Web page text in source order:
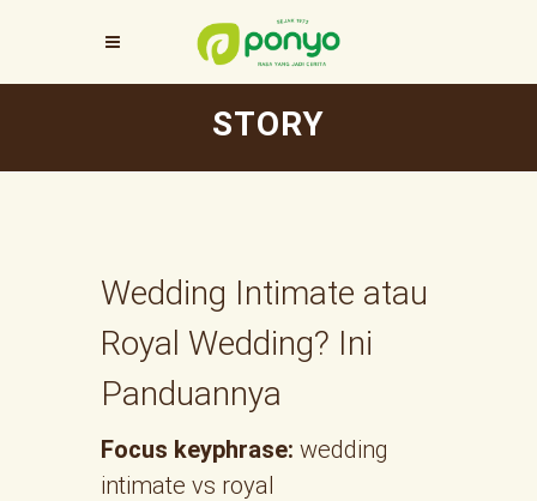
STORY
Wedding Intimate atau
Royal Wedding? Ini
Panduannya
Focus keyphrase: wedding
intimate vs royal